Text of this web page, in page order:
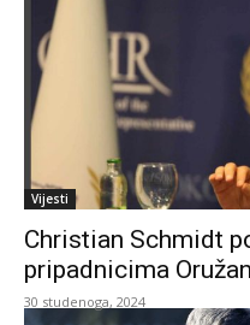
Vijesti
Christian Schmidt
pripadnicima
30 studenoga, 2024